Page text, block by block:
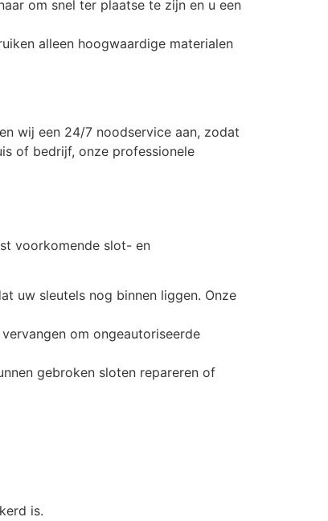
om snel ter plaatse te zijn en u een
alleen hoogwaardige materialen
wij een 24/7 noodservice aan, zodat
of bedrijf, onze professionele
voorkomende slot- en
uw sleutels nog binnen liggen. Onze
om ongeautoriseerde
gebroken sloten repareren of
is.